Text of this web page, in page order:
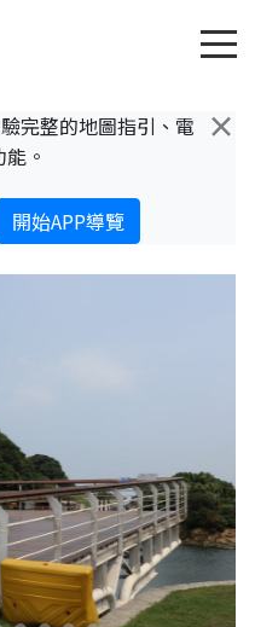
×
驗完整的地圖指引、電
。
開始APP導覽